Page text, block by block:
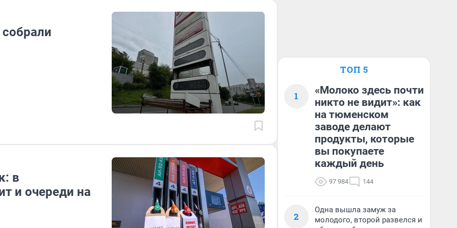
в
и очереди на
ТОП 5
1
«Молоко здесь почти
никто не видит»: как
на тюменском
заводе делают
продукты, которые
вы покупаете
каждый день
97 984 144
2
Одна вышла замуж за
молодого, второй развелся и